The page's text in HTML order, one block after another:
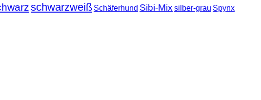
schwarzweiß Schäferhund Sibi-Mix silber-grau Spynx